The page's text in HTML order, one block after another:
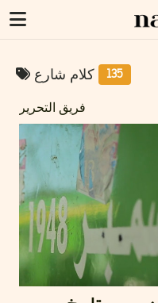
135
فريق التحرير